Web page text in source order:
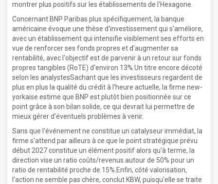
montrer plus positifs sur les établissements de l'Hexagone.
Concernant BNP Paribas plus spécifiquement, la banque
américaine évoque une thèse d'investissement qui s'améliore,
avec un établissement qui intensifie visiblement ses efforts en
vue de renforcer ses fonds propres et d'augmenter sa
rentabilité, avec l'objectif est de parvenir à un retour sur fonds
propres tangibles (RoTE) d'environ 13%.Un titre encore décoté
selon les analystesSachant que les investisseurs regardent de
plus en plus la qualité du crédit à l'heure actuelle, la firme new-
yorkaise estime que BNP est plutôt bien positionnée sur ce
point grâce à son bilan solide, ce qui devrait lui permettre de
mieux gérer d'éventuels problèmes à venir.
Sans que l'événement ne constitue un catalyseur immédiat, la
firme s'attend par ailleurs à ce que le point stratégique prévu
début 2027 constitue un élément positif alors qu'à terme, la
direction vise un ratio coûts/revenus autour de 50% pour un
ratio de rentabilité proche de 15%.Enfin, côté valorisation,
l'action ne semble pas chère, conclut KBW, puisqu'elle se traite